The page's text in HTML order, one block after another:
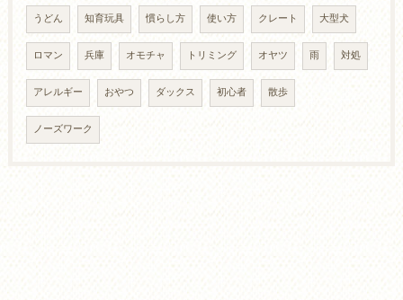
うどん 知育玩具 慣らし方 使い方 クレート 大型犬
ロマン 兵庫 オモチャ トリミング オヤツ 雨 対処
アレルギー おやつ ダックス 初心者 散歩
ノーズワーク